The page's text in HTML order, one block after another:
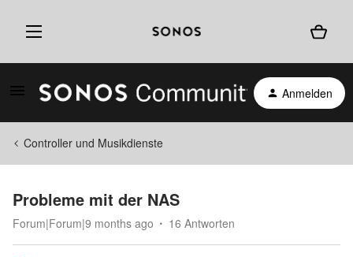
Anmelden
Controller und Musikdienste
Probleme mit der NAS
Forum|Forum|9 months ago 16 Antworten